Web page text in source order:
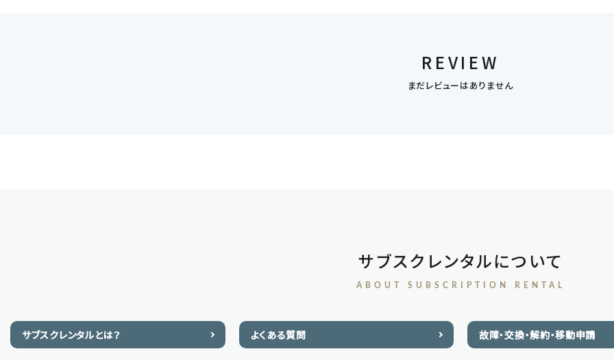
REVIEW
まだレビューはありません
サブスクレンタルについて
ABOUT SUBSCRIPTION RENTAL
サブスクレンタルとは？ よくある質問 故障・交換・解約・移動申請